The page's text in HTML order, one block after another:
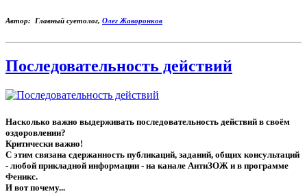
Автор: Главный суетолог, Олег Жаворонков
Последовательность действий
Насколько важно выдерживать последовательность действий в своём
оздоровлении?
Критически важно!
С этим связана сдержанность публикаций, заданий, общих консультаций
- любой прикладной информации - на канале АнтиЗОЖ и в программе
Феникс.
И вот почему...